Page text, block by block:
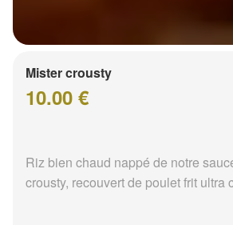
Mister crousty
10.00 €
Riz bien chaud nappé de notre
crousty, recouvert de poulet frit